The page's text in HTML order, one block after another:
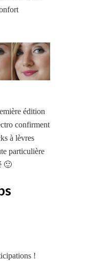
édition
confirment
à lèvres
particulière
🙂
!